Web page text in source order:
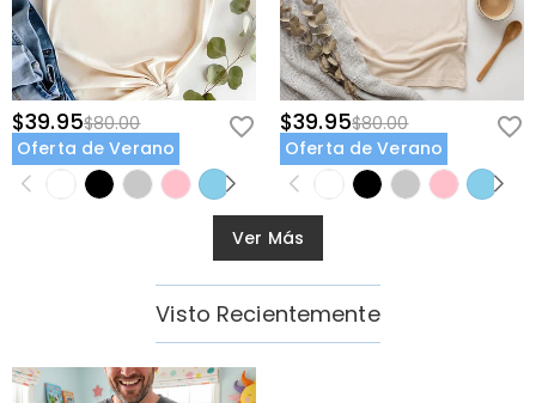
$39.95$80.00
Oferta de Verano
$39.95$80.00
Oferta de Verano
Ver Más
Visto Recientemente